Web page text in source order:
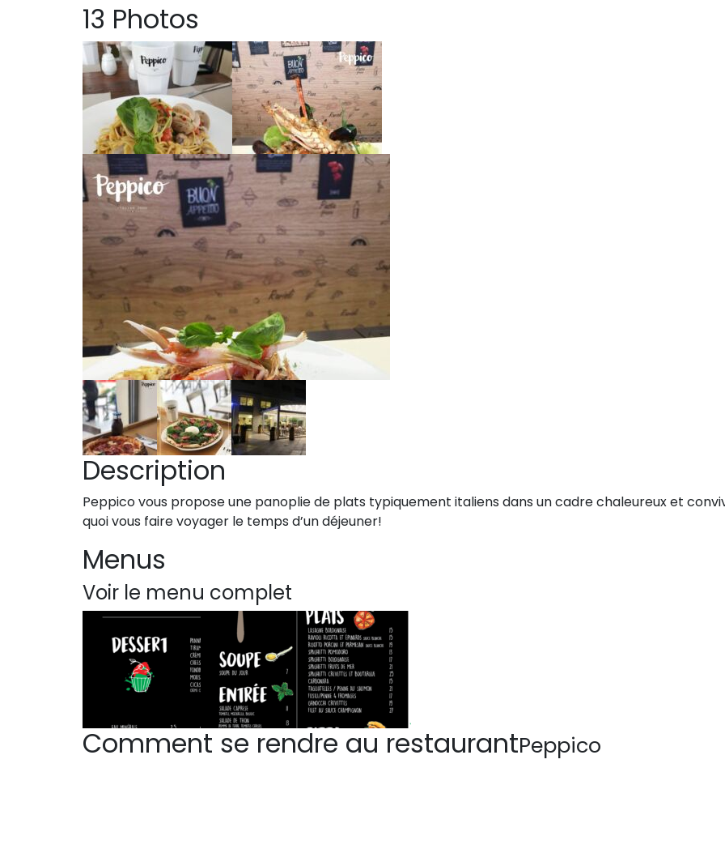
13 Photos
Description
Peppico vous propose une panoplie de plats typiquement italiens dans un cadre chaleureux et
quoi vous faire voyager le temps d’un déjeuner!
Menus
Voir le menu complet
Comment se rendre au restaurantPeppico